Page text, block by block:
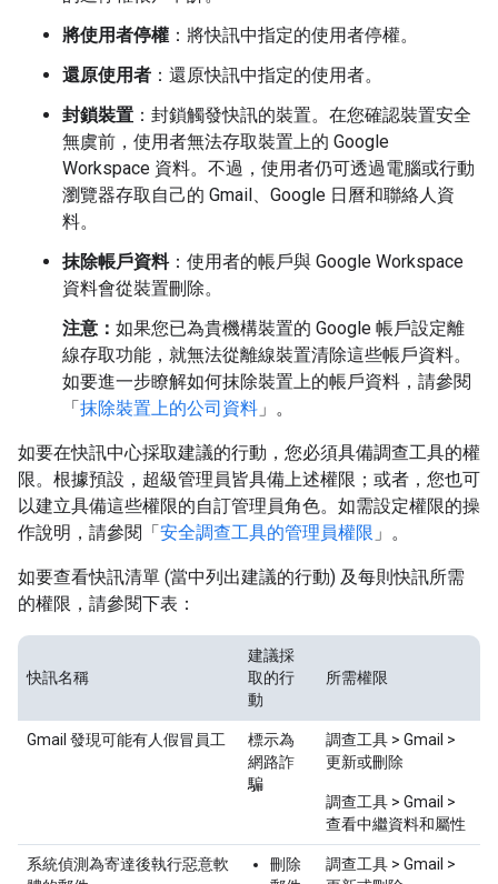
將使用者停權 ：將快訊中指定的使用者停權。
還原使用者 ：還原快訊中指定的使用者。
封鎖裝置 ：封鎖觸發快訊的裝置。在您確認裝置安全
無虞前，使用者無法存取裝置上的 Google
Workspace 資料。不過，使用者仍可透過電腦或行動
瀏覽器存取自己的 Gmail、Google 日曆和聯絡人資
料。
抹除帳戶資料：使用者的帳戶與 Google Workspace
資料會從裝置刪除。
注意： 如果您已為貴機構裝置的 Google 帳戶設定離
線存取功能，就無法從離線裝置清除這些帳戶資料。
如要進一步瞭解如何抹除裝置上的帳戶資料，請參閱
「抹除裝置上的公司資料 」。
如要在快訊中心採取建議的行動，您必須具備調查工具的權
限。根據預設，超級管理員皆具備上述權限；或者，您也可
以建立具備這些權限的自訂管理員角色。如需設定權限的操
作說明，請參閱「安全調查工具的管理員權限 」。
如要查看快訊清單 (當中列出建議的行動) 及每則快訊所需
的權限，請參閱下表：
快訊名稱
建議採
取的行
動
所需權限
Gmail 發現可能有人假冒員工
標示為
網路詐
騙
調查工具 > Gmail >
更新或刪除
調查工具 > Gmail >
查看中繼資料和屬性
系統偵測為寄達後執行惡意軟
刪除
調查工具 > Gmail >